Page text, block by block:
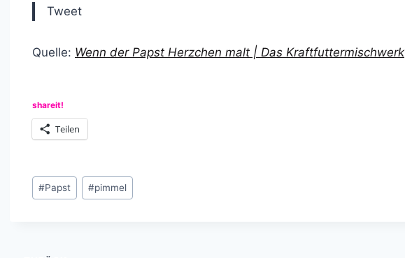
Tweet
Quelle: Wenn der Papst Herzchen malt | Das Kraftfuttermischwerk
shareit!
Teilen
Schlagworte:
#Papst #pimmel